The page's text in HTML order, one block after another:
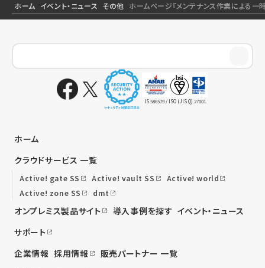
ホーム イベント・ニュース その他 ホームページ『メンテナンス作業による一
IS 586579 / ISO (JIS Q) 27001
ホーム
クラウドサービス 一覧
Active! gate SS Active! vault SS
Active! world
Active! zone SS
dmt
オンプレミス製品サイト 導入事例を探す イベント・ニュース
サポート
企業情報 採用情報
販売パートナー 一覧